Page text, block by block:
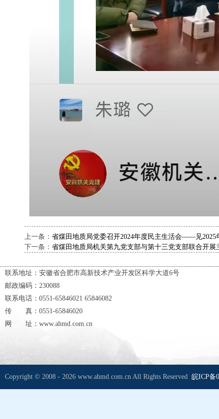
上一条： 省煤田地质局党委召开2024年度民主生活会——见2025
下一条： 省煤田地质局机关第九党支部与第十三党支部联合开
联系地址：安徽省合肥市高新技术产业开发区科学大道6号
邮政编码：230088
联系电话：0551-65846021 65846082
传 真：0551-65846020
网 址：www.ahmd.com.cn
Copyright © 2008 - 2026 www.ahmd.com.cn All Rights Reserved 皖ICP备